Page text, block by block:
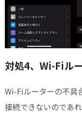
対処4、Wi-Fiル
Wi-Fiルーターの不具
接続できないのであ